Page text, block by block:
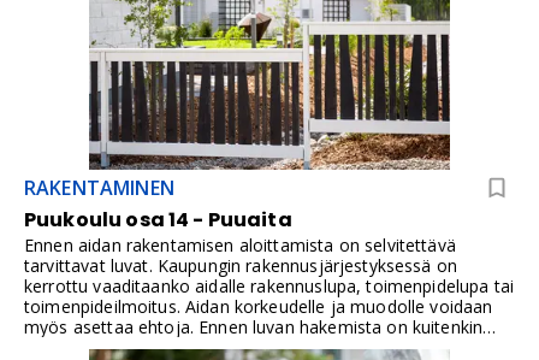
RAKENTAMINEN
Puukoulu osa 14 - Puuaita
Ennen aidan rakentamisen aloittamista on selvitettävä
tarvittavat luvat. Kaupungin rakennusjärjestyksessä on
kerrottu vaaditaanko aidalle rakennuslupa, toimenpidelupa tai
toimenpideilmoitus. Aidan korkeudelle ja muodolle voidaan
myös asettaa ehtoja. Ennen luvan hakemista on kuitenkin
aidan suunnitelmat oltava valmiina.